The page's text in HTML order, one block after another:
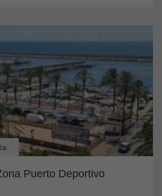
Puerto Deportivo